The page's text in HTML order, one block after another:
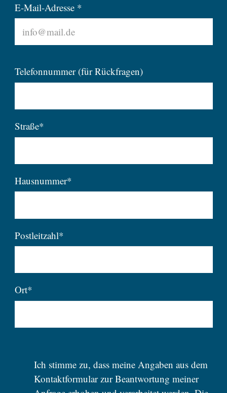
E-Mail-Adresse *
Telefonnummer (für Rückfragen)
Straße*
Hausnummer*
Postleitzahl*
Ort*
Ich stimme zu, dass meine Angaben aus dem
Kontaktformular zur Beantwortung meiner